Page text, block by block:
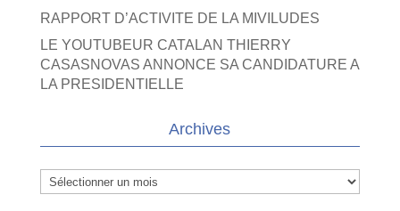
RAPPORT D’ACTIVITE DE LA MIVILUDES
LE YOUTUBEUR CATALAN THIERRY
CASASNOVAS ANNONCE SA CANDIDATURE A
LA PRESIDENTIELLE
Archives
Archives